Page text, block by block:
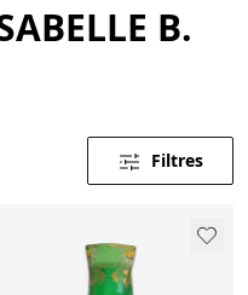
B.
Filtres